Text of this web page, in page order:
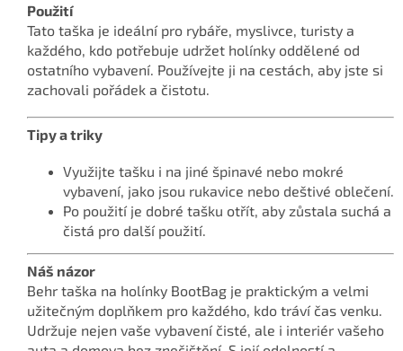
Použití
Tato taška je ideální pro rybáře, myslivce, turisty a
každého, kdo potřebuje udržet holínky oddělené od
ostatního vybavení. Používejte ji na cestách, aby jste si
zachovali pořádek a čistotu.
Tipy a triky
Využijte tašku i na jiné špinavé nebo mokré
vybavení, jako jsou rukavice nebo deštivé oblečení.
Po použití je dobré tašku otřít, aby zůstala suchá a
čistá pro další použití.
Náš názor
Behr taška na holínky BootBag je praktickým a velmi
užitečným doplňkem pro každého, kdo tráví čas venku.
Udržuje nejen vaše vybavení čisté, ale i interiér vašeho